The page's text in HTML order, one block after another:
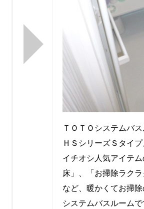
ＴＯＴＯシステムバ
ＨＳシリーズＳタイ
イチオシ人気アイテ
床」、「お掃除ラク
など、暖かくてお掃
システムバスルーム